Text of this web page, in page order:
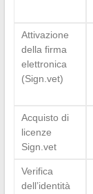
Attivazione
della firma
elettronica
(Sign.vet)
Acquisto di
licenze
Sign.vet
Verifica
dell’identità